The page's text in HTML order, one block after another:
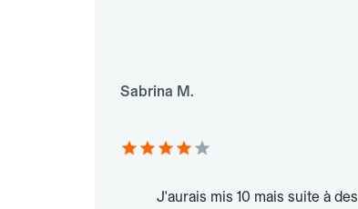
Sabrina M.
J'aurais mis 10 mais suite à des